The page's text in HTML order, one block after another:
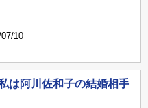
10
は阿川佐和子の結婚相手